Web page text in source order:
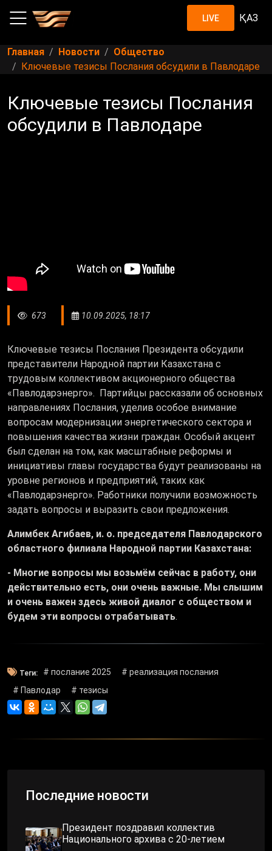
LIVE ҚАЗ
Главная Новости
Общество
Ключевые тезисы Послания обсудили в Павлодаре
Ключевые тезисы Послания
обсудили в Павлодаре
673 10.09.2025, 18:17
Ключевые тезисы Послания Президента обсудили
представители Народной партии Казахстана с
трудовым коллективом акционерного общества
«Павлодарэнерго». Партийцы рассказали об основных
направлениях Послания, уделив особое внимание
вопросам модернизации энергетического сектора и
повышения качества жизни граждан. Особый акцент
был сделан на том, как масштабные реформы и
инициативы главы государства будут реализованы на
уровне регионов и предприятий, таких как
«Павлодарэнерго». Работники получили возможность
задать вопросы и выразить свои предложения.
Алимбек Агибаев, и. о. председателя Павлодарского
областного филиала Народной партии Казахстана:
- Многие вопросы мы возьмём сейчас в работу, они
действительно есть, они очень важные. Мы слышим
и очень важен здесь живой диалог с обществом и
будем эти вопросы отрабатывать.
Теги: # послание 2025
# реализация послания
# Павлодар
# тезисы
Последние новости
Президент поздравил коллектив
Национального архива с 20-летием